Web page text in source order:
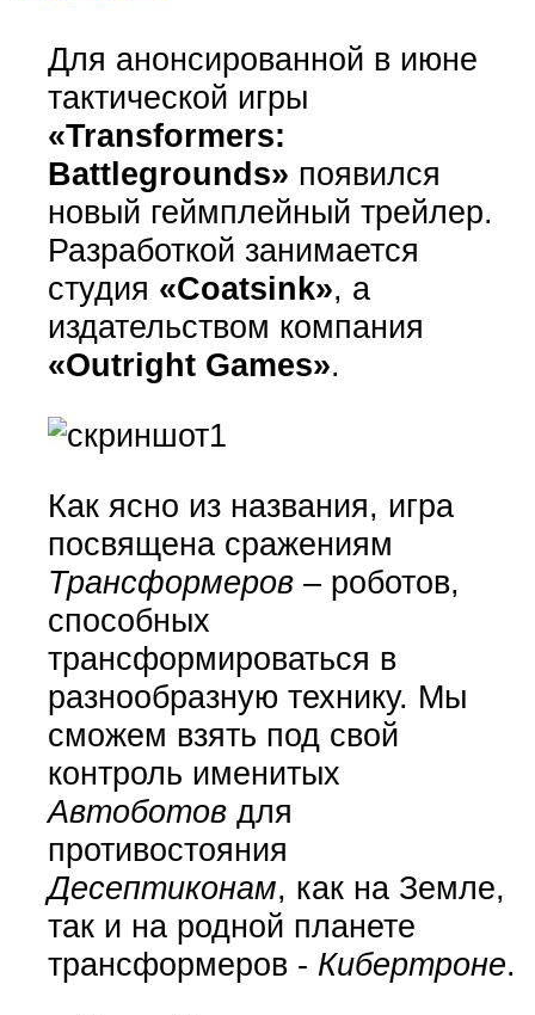
Для анонсированной в июне
тактической игры
«Transformers:
Battlegrounds» появился
новый геймплейный трейлер.
Разработкой занимается
студия «Coatsink», а
издательством компания
«Outright Games».
Как ясно из названия, игра
посвящена сражениям
Трансформеров– роботов,
способных
трансформироваться в
разнообразную технику. Мы
сможем взять под свой
контроль именитых
Автоботовдля
противостояния
Десептиконам, как на Земле,
так и на родной планете
трансформеров - Кибертроне.